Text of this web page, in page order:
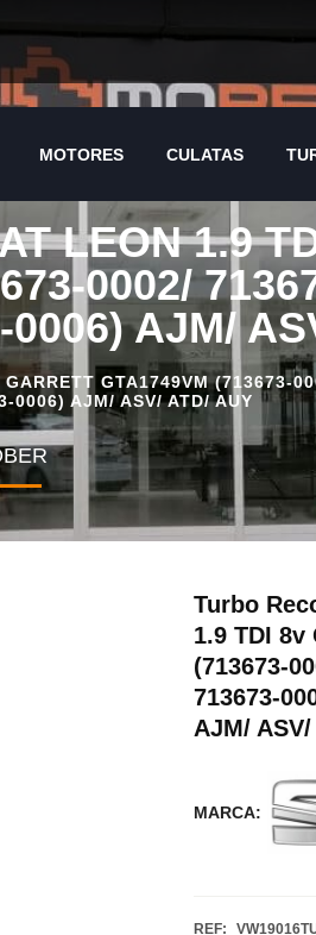
MOTORES CULATAS
LEON 1.9
0002/
AJM/
GTA1749VM (713673-
0006) AJM/ ASV/ ATD/ AUY
Turbo
1.9 TDI 8v
(713673-
713673-
AJM/
MARCA:
REF: